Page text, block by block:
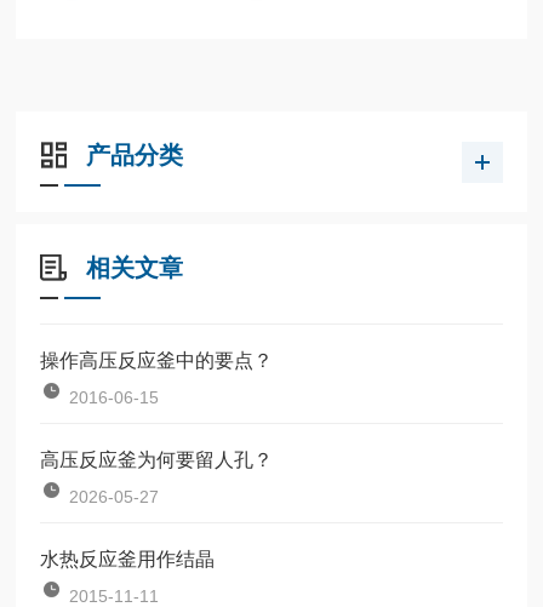
产品分类
相关文章
操作高压反应釜中的要点？
2016-06-15
高压反应釜为何要留人孔？
2026-05-27
水热反应釜用作结晶
2015-11-11